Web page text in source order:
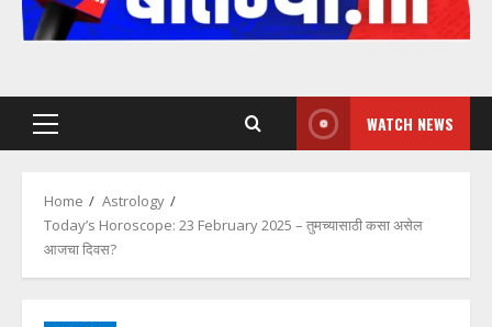
Primary
WATCH NEWS
Home
Astrology
Today’s Horoscope: 23 February 2025 – तुमच्यासाठी कसा असेल
आजचा दिवस?